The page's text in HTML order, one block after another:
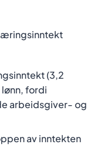
(3,2
fordi
arbeidsgiver- og
av inntekten